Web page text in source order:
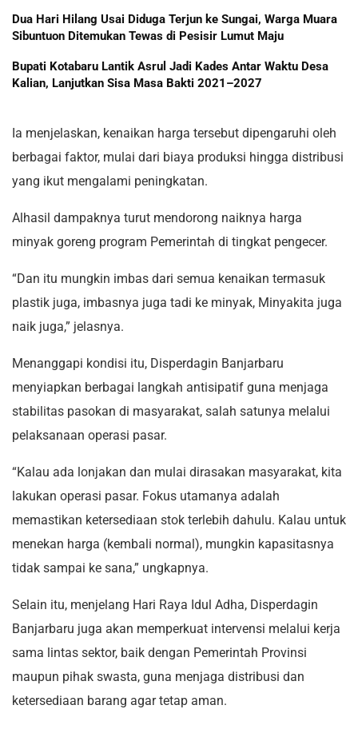
Dua Hari Hilang Usai Diduga Terjun ke Sungai, Warga Muara
Sibuntuon Ditemukan Tewas di Pesisir Lumut Maju
Bupati Kotabaru Lantik Asrul Jadi Kades Antar Waktu Desa
Kalian, Lanjutkan Sisa Masa Bakti 2021–2027
Ia menjelaskan, kenaikan harga tersebut dipengaruhi oleh
berbagai faktor, mulai dari biaya produksi hingga distribusi
yang ikut mengalami peningkatan.
Alhasil dampaknya turut mendorong naiknya harga
minyak goreng program Pemerintah di tingkat pengecer.
“Dan itu mungkin imbas dari semua kenaikan termasuk
plastik juga, imbasnya juga tadi ke minyak, Minyakita juga
naik juga,” jelasnya.
Menanggapi kondisi itu, Disperdagin Banjarbaru
menyiapkan berbagai langkah antisipatif guna menjaga
stabilitas pasokan di masyarakat, salah satunya melalui
pelaksanaan operasi pasar.
“Kalau ada lonjakan dan mulai dirasakan masyarakat, kita
lakukan operasi pasar. Fokus utamanya adalah
memastikan ketersediaan stok terlebih dahulu. Kalau untuk
menekan harga (kembali normal), mungkin kapasitasnya
tidak sampai ke sana,” ungkapnya.
Selain itu, menjelang Hari Raya Idul Adha, Disperdagin
Banjarbaru juga akan memperkuat intervensi melalui kerja
sama lintas sektor, baik dengan Pemerintah Provinsi
maupun pihak swasta, guna menjaga distribusi dan
ketersediaan barang agar tetap aman.